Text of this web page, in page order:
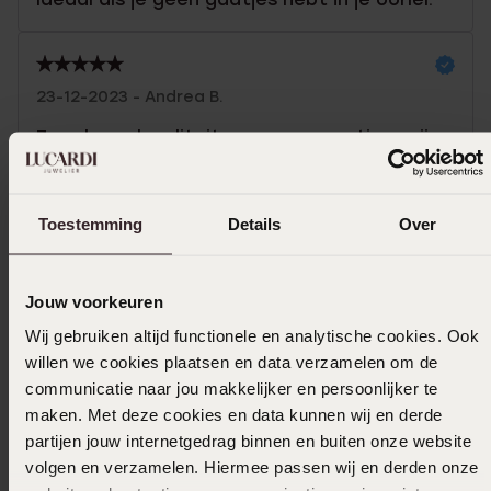
Toestemming Details Over
Jouw voorkeuren
Wij gebruiken altijd functionele en analytische cookies. Ook
willen we cookies plaatsen en data verzamelen om de
communicatie naar jou makkelijker en persoonlijker te
maken. Met deze cookies en data kunnen wij en derde
partijen jouw internetgedrag binnen en buiten onze website
volgen en verzamelen. Hiermee passen wij en derden onze
23-12-2023 - Andrea B.
Zeer hoge kwaliteit voor een gunstige prijs
Uitverkocht
Ook leuk voor jou